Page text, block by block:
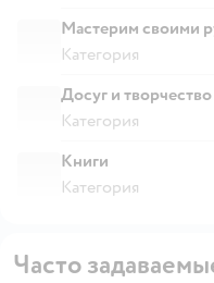
Мастерим своими
Категория
Досуг и творчество
Категория
Книги
Категория
Часто